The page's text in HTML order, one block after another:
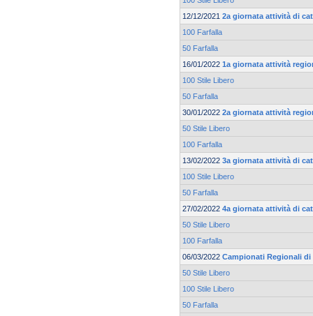
12/12/2021 2a giornata attività di
100 Farfalla
50 Farfalla
16/01/2022 1a giornata attività
100 Stile Libero
50 Farfalla
30/01/2022 2a giornata attività
50 Stile Libero
100 Farfalla
13/02/2022 3a giornata attività di
100 Stile Libero
50 Farfalla
27/02/2022 4a giornata attività di
50 Stile Libero
100 Farfalla
06/03/2022 Campionati Regionali
50 Stile Libero
100 Stile Libero
50 Farfalla